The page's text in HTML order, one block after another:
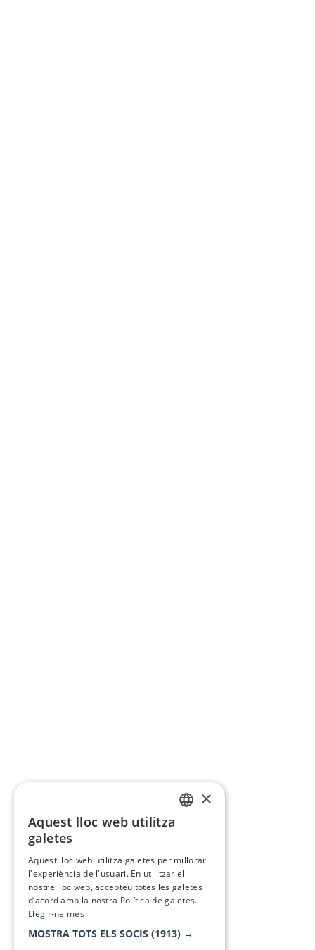
×
Aquest lloc web utilitza
galetes
Aquest lloc web utilitza galetes per millorar
l'experiència de l'usuari. En utilitzar el
nostre lloc web, accepteu totes les galetes
d’acord amb la nostra Política de galetes.
Llegir-ne més
MOSTRA TOTS ELS SOCIS (1913) →